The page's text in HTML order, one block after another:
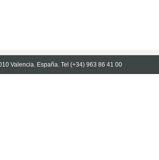
Valencia. España. Tel (+34) 963 86 41 00